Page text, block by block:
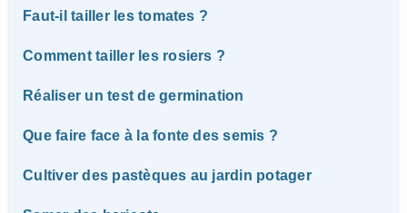
Faut-il tailler les tomates ?
Comment tailler les rosiers ?
Réaliser un test de germination
Que faire face à la fonte des semis ?
Cultiver des pastèques au jardin potager